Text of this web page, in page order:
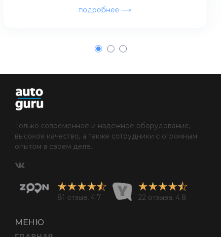
подробнее ⟶
1 2 3
Только современное и надежное оборудование,
высокое качество, а также сотрудники с огромным
опытом в своем деле.
81 отзыв, 4.7 22 отзыва, 4.8
МЕНЮ